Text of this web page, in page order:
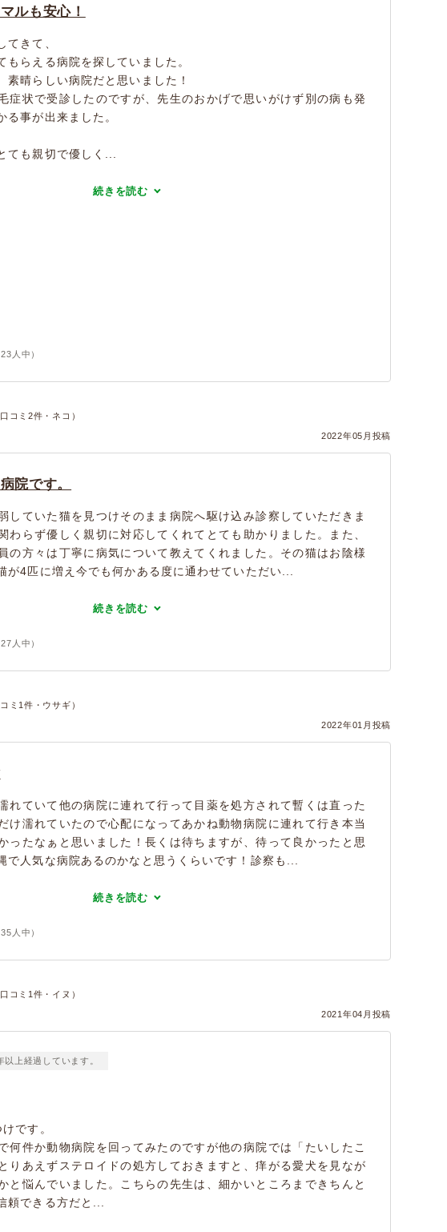
ルも安心！
てきて、
もらえる病院を探していました。
素晴らしい病院だと思いました！
症状で受診したのですが、先生のおかげで思いがけず別の病も発
る事が出来ました。
ても親切で優しく...
続きを読む
23 人中）
コミ2件・ネコ）
2022年05月投稿
院です。
していた猫を見つけそのまま病院へ駆け込み診察していただきま
わらず優しく親切に対応してくれてとても助かりました。また、
の方々は丁寧に病気について教えてくれました。その猫はお陰様
が4匹に増え今でも何かある度に通わせていただい...
続きを読む
27 人中）
ミ1件・ウサギ）
2022年01月投稿
れていて他の病院に連れて行って目薬を処方されて暫くは直った
け濡れていたので心配になってあかね動物病院に連れて行き本当
ったなぁと思いました！長くは待ちますが、待って良かったと思
で人気な病院あるのかなと思うくらいです！診察も...
続きを読む
35 人中）
コミ1件・イヌ）
2021年04月投稿
上経過しています。
です。
何件か動物病院を回ってみたのですが他の病院では「たいしたこ
りあえずステロイドの処方しておきますと、痒がる愛犬を見なが
と悩んでいました。こちらの先生は、細かいところまできちんと
頼できる方だと...